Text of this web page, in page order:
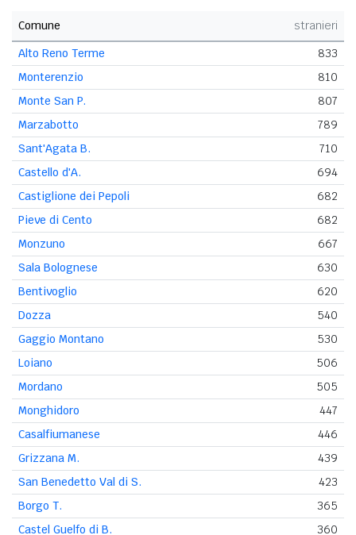
Comune
stranieri
Alto Reno Terme
833
Monterenzio
810
Monte San P.
807
Marzabotto
789
Sant'Agata B.
710
Castello d'A.
694
Castiglione dei Pepoli
682
Pieve di Cento
682
Monzuno
667
Sala Bolognese
630
Bentivoglio
620
Dozza
540
Gaggio Montano
530
Loiano
506
Mordano
505
Monghidoro
447
Casalfiumanese
446
Grizzana M.
439
San Benedetto Val di S.
423
Borgo T.
365
Castel Guelfo di B.
360